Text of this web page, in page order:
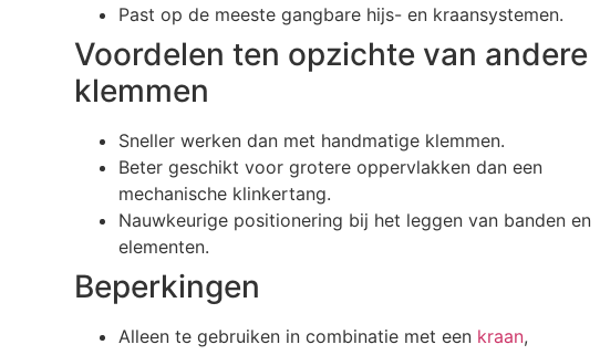
Past op de meeste gangbare hijs- en kraansystemen.
Voordelen ten opzichte van andere
klemmen
Sneller werken dan met handmatige klemmen.
Beter geschikt voor grotere oppervlakken dan een
mechanische klinkertang.
Nauwkeurige positionering bij het leggen van banden en
elementen.
Beperkingen
Alleen te gebruiken in combinatie met een kraan,